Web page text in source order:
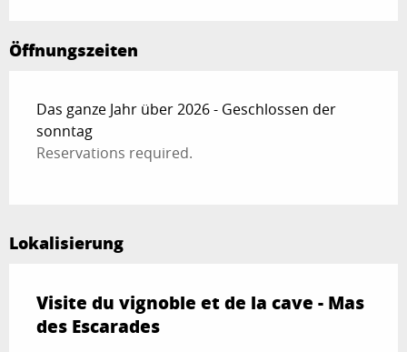
Öffnungszeiten
Das ganze Jahr über 2026 - Geschlossen der
sonntag
Reservations required.
Lokalisierung
Visite du vignoble et de la cave - Mas
des Escarades